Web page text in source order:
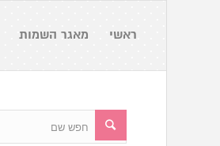
ראשי מאגר השמות